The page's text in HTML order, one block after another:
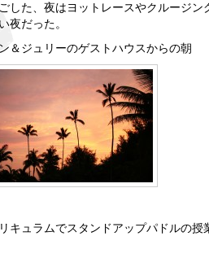
した、夜はヨットレースやクルージ
夜だった。
＆ジュリーのゲストハウスからの朝
キュラムでスタンドアップパドルの